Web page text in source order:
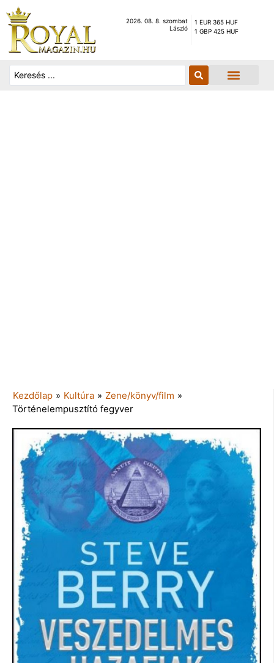
2026. 08. 8. szombat
László
1 EUR 365 HUF
1 GBP 425 HUF
Kezdőlap » Kultúra » Zene/könyv/film »
Történelempusztító fegyver